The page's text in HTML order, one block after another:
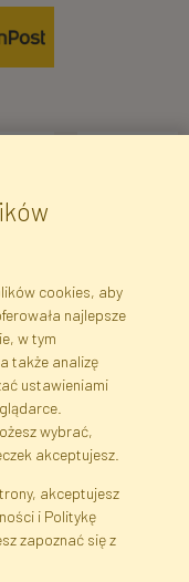
Zapisz się
Prywatności
cookies, aby
najlepsze
w tym
także analizę
ustawieniami
wybrać,
akceptujesz.
akceptujesz
i Politykę
zapoznać się z